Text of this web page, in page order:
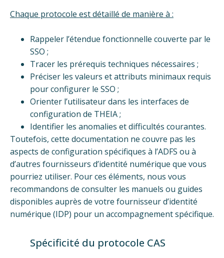
Chaque protocole est détaillé de manière à :
Rappeler l’étendue fonctionnelle couverte par le
SSO ;
Tracer les prérequis techniques nécessaires ;
Préciser les valeurs et attributs minimaux requis
pour configurer le SSO ;
Orienter l’utilisateur dans les interfaces de
configuration de THEIA ;
Identifier les anomalies et difficultés courantes.
Toutefois, cette documentation ne couvre pas les
aspects de configuration spécifiques à l’ADFS ou à
d’autres fournisseurs d’identité numérique que vous
pourriez utiliser. Pour ces éléments, nous vous
recommandons de consulter les manuels ou guides
disponibles auprès de votre fournisseur d’identité
numérique (IDP) pour un accompagnement spécifique.
Spécificité du protocole CAS